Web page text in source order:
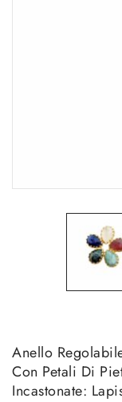
Anello
Con Petali Di
Incastonate: